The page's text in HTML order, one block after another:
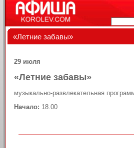
«Летние забавы»
29 июля
«Летние забавы»
музыкально-развлекательная
Начало: 18.00